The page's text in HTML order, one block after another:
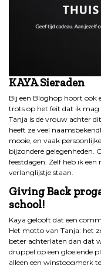
KAYA Sieraden
Bij een Bloghop hoort ook
trots op het feit dat ik mag
Tanja is de vrouw achter
heeft ze veel
mooie, en vaak
bijzondere gelegenheden.
feestdagen. Zelf heb ik een
verlanglijstje staan.
Giving Back
school!
Kaya gelooft dat een
Het motto van Tanja: het
beter achterlaten dan dat
druppel op een gloeiende
alleen een winstoogmerk